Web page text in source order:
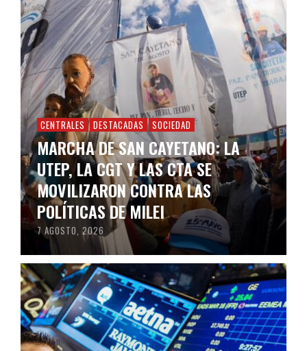
CENTRALES DESTACADAS SOCIEDAD
MARCHA DE SAN CAYETANO: LA
UTEP, LA CGT Y LAS CTA SE
MOVILIZARON CONTRA LAS
POLÍTICAS DE MILEI
7 AGOSTO, 2026